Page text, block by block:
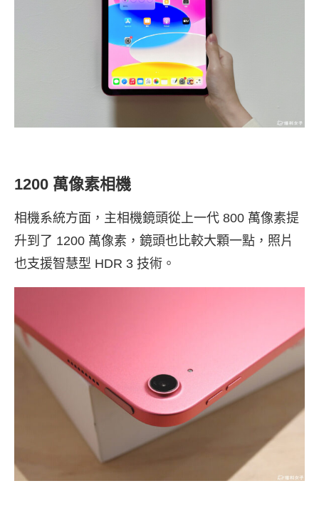
1200 萬像素相機
相機系統方面，主相機鏡頭從上一代 800 萬像素提
升到了 1200 萬像素，鏡頭也比較大顆一點，照片
也支援智慧型 HDR 3 技術。